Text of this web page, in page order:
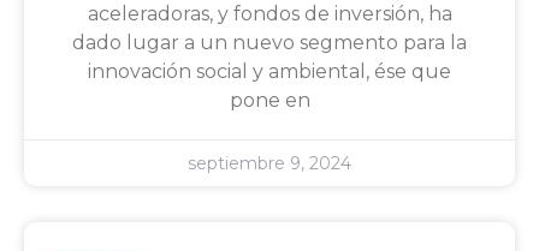
aceleradoras, y fondos de inversión, ha
dado lugar a un nuevo segmento para la
innovación social y ambiental, ése que
pone en
septiembre 9, 2024